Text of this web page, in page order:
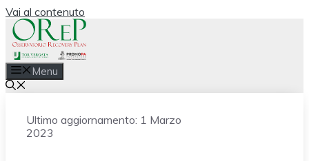
Vai al contenuto
Menu
Ultimo aggiornamento: 1 Marzo
2023